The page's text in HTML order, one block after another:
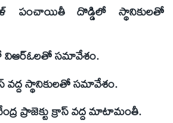
పంచాయితీ దొడ్డిలో స్థానికులతో
విఆర్ఓలతో సమావేశం.
వద్ద స్థానికులతో సమావేశం.
ప్రాజెక్టు క్రాస్ వద్ద మాటామంతీ.